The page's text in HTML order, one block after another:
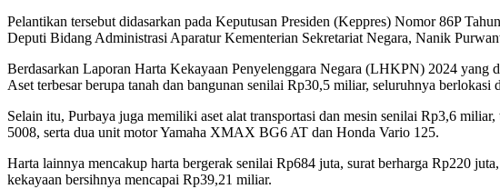
Pelantikan tersebut didasarkan pada Keputusan Presiden (Keppres) Nomor 86P
Deputi Bidang Administrasi Aparatur Kementerian Sekretariat Negara, Nanik
Berdasarkan Laporan Harta Kekayaan Penyelenggara Negara (LHKPN) 2024 yang
Aset terbesar berupa tanah dan bangunan senilai Rp30,5 miliar, seluruhnya berlokasi
Selain itu, Purbaya juga memiliki aset alat transportasi dan mesin senilai Rp3,6
5008, serta dua unit motor Yamaha XMAX BG6 AT dan Honda Vario 125.
Harta lainnya mencakup harta bergerak senilai Rp684 juta, surat berharga Rp220
kekayaan bersihnya mencapai Rp39,21 miliar.